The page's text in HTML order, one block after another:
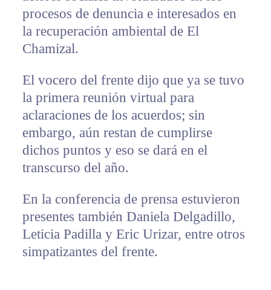
procesos de denuncia e interesados en
la recuperación ambiental de El
Chamizal.
El vocero del frente dijo que ya se tuvo
la primera reunión virtual para
aclaraciones de los acuerdos; sin
embargo, aún restan de cumplirse
dichos puntos y eso se dará en el
transcurso del año.
En la conferencia de prensa estuvieron
presentes también Daniela Delgadillo,
Leticia Padilla y Eric Urizar, entre otros
simpatizantes del frente.